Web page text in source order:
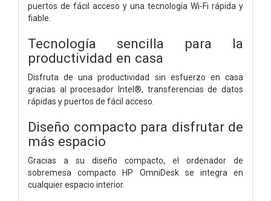
puertos de fácil acceso y una tecnología Wi-Fi rápida y
fiable.
Tecnología sencilla para la
productividad en casa
Disfruta de una productividad sin esfuerzo en casa
gracias al procesador Intel®, transferencias de datos
rápidas y puertos de fácil acceso.
Diseño compacto para disfrutar de
más espacio
Gracias a su diseño compacto, el ordenador de
sobremesa compacto HP OmniDesk se integra en
cualquier espacio interior.